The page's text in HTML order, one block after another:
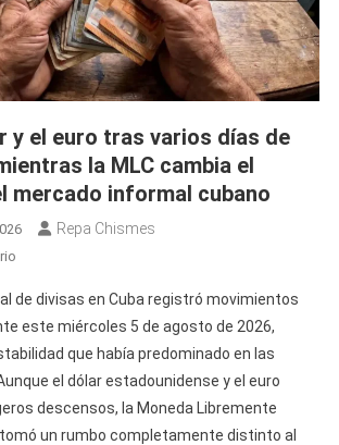
Subir
Hoy
En
El
Informal
Cubano
y el euro tras varios días de
la MLC cambia el
mercado informal cubano
Repa Chismes
En
El
Dólar
Y
El
Euro
Tras
de divisas en Cuba registró movimientos
este miércoles 5 de agosto de 2026,
que había predominado en las
el dólar estadounidense y el euro
descensos, la Moneda Libremente
un rumbo completamente distinto al